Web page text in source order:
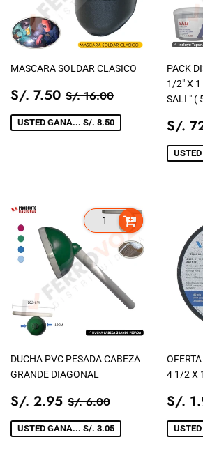
MASCARA SOLDAR CLASICO
PRECIO
DE
VENTA
S/. 7.50 S/.
7.50
PRECIO TIENDA
S/. 16.00 S/. 16.00
USTED GANA... S/. 8.50
PACK
1/2" X 1
SALI " (
DE
S/.
DUCHA PVC PESADA CABEZA
GRANDE DIAGONAL
PRECIO
DE
VENTA
S/. 2.95 S/.
2.95
PRECIO TIENDA
S/. 6.00
USTED GANA... S/. 3.05
4 1/2 X
DE
S/.